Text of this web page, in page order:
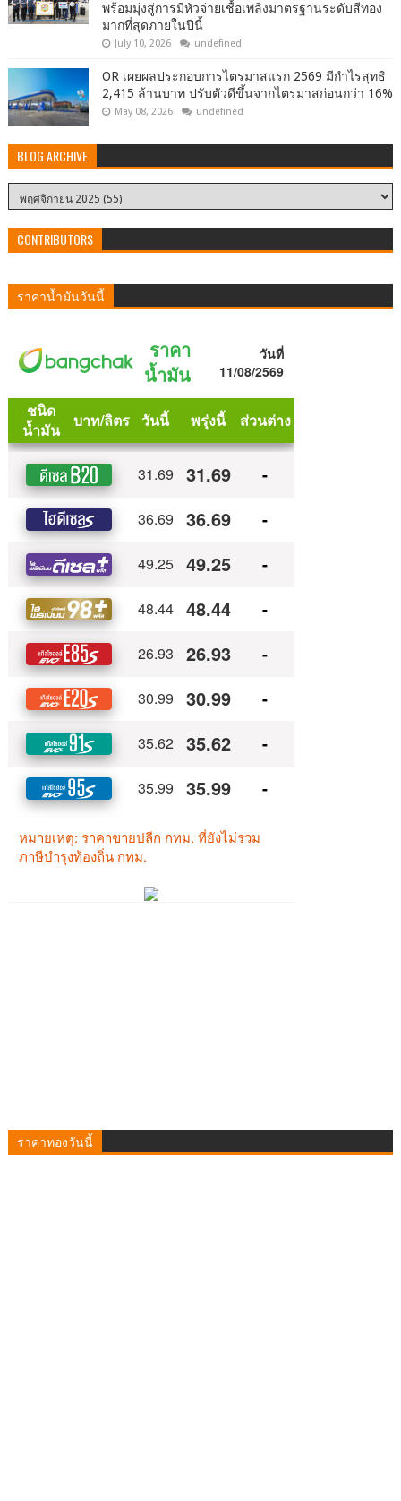
พร้อมมุ่งสู่การมีหัวจ่ายเชื้อเพลิงมาตรฐานระดับสีทอง
มากที่สุดภายในปีนี้
July 10, 2026 undefined
OR เผยผลประกอบการไตรมาสแรก 2569 มีกำไรสุทธิ
2,415 ล้านบาท ปรับตัวดีขึ้นจากไตรมาสก่อนกว่า 16%
May 08, 2026 undefined
BLOG ARCHIVE
CONTRIBUTORS
ราคาน้ำมันวันนี้
ราคาทองวันนี้